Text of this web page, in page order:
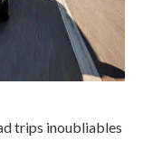
trips inoubliables